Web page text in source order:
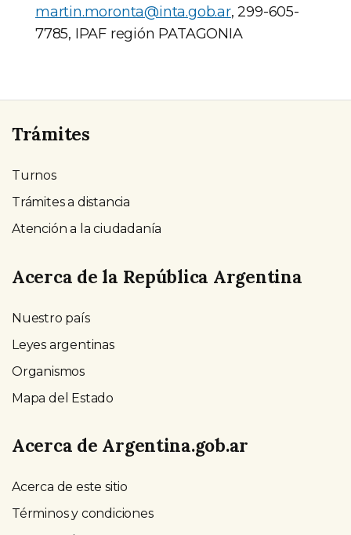
martin.moronta@inta.gob.ar, 299-605-
7785, IPAF región PATAGONIA
Trámites
Turnos
Trámites a distancia
Atención a la ciudadanía
Acerca de la República Argentina
Nuestro país
Leyes argentinas
Organismos
Mapa del Estado
Acerca de Argentina.gob.ar
Acerca de este sitio
Términos y condiciones